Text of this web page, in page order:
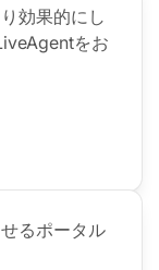
効果的にし
をお
るポータル